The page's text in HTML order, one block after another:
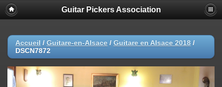
Guitar Pickers Association
Accueil / Guitare-en-Alsace / Guitare en Alsace 2018 /
DSCN7872